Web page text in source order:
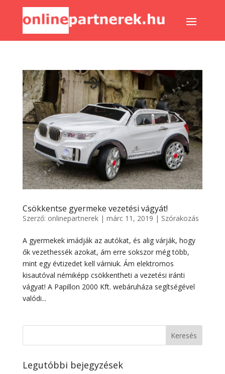
Csökkentse gyermeke vezetési vágyát!
Szerző: onlinepartnerek| márc 11, 2019 | Szórakozás
A gyermekek imádják az autókat, és alig várják, hogy
ők vezethessék azokat, ám erre sokszor még több,
mint egy évtizedet kell várniuk. Ám elektromos
kisautóval némiképp csökkentheti a vezetési iránti
vágyat! A Papillon 2000 Kft. webáruháza segítségével
valódi...
Legutóbbi bejegyzések